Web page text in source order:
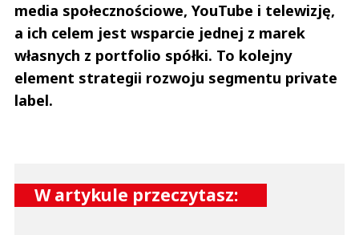
media społecznościowe, YouTube i telewizję,
a ich celem jest wsparcie jednej z marek
własnych z portfolio spółki. To kolejny
element strategii rozwoju segmentu private
label.
W artykule przeczytasz: